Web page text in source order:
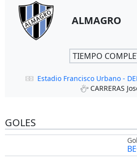
ALMAGRO
TIEMPO
Estadio Francisco Urbano -
CARRERAS
GOLES
Gol